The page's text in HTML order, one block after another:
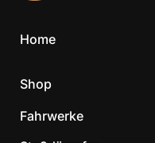
Home
Shop
Fahrwerke